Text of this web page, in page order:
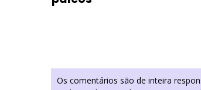
Os comentários são de inteira